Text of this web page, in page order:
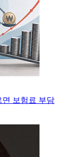
면 보험료 부담